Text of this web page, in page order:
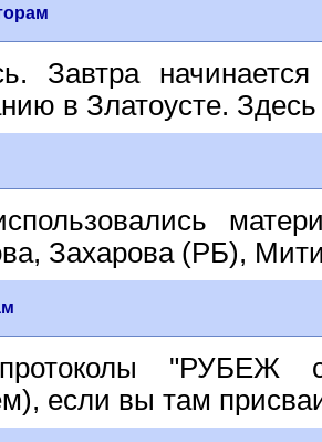
Завтра
в Златоусте. Здесь
Захарова (РБ),
"РУБЕЖ
если вы там